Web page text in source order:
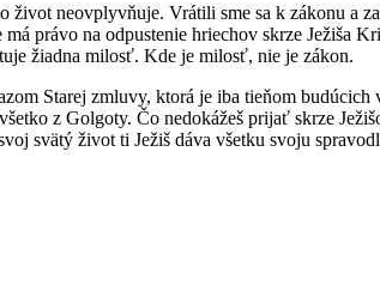
neovplyvňuje. Vrátili sme sa k zákonu a
právo na odpustenie hriechov skrze Ježiša
žiadna milosť. Kde je milosť, nie je zákon.
Starej zmluvy, ktorá je iba tieňom
z Golgoty. Čo nedokážeš prijať skrze
svätý život ti Ježiš dáva všetku svoju